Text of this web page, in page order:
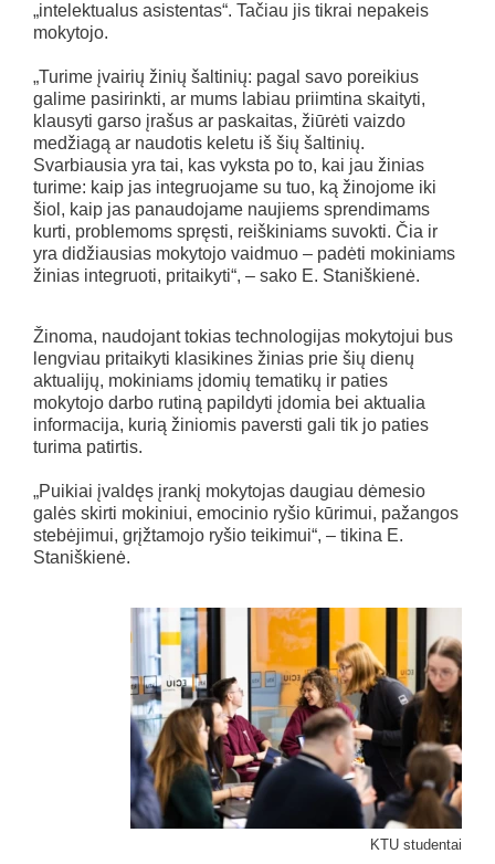
„intelektualus asistentas“. Tačiau jis tikrai nepakeis
mokytojo.
„Turime įvairių žinių šaltinių: pagal savo poreikius
galime pasirinkti, ar mums labiau priimtina skaityti,
klausyti garso įrašus ar paskaitas, žiūrėti vaizdo
medžiagą ar naudotis keletu iš šių šaltinių.
Svarbiausia yra tai, kas vyksta po to, kai jau žinias
turime: kaip jas integruojame su tuo, ką žinojome iki
šiol, kaip jas panaudojame naujiems sprendimams
kurti, problemoms spręsti, reiškiniams suvokti. Čia ir
yra didžiausias mokytojo vaidmuo – padėti mokiniams
žinias integruoti, pritaikyti“, – sako E. Staniškienė.
Žinoma, naudojant tokias technologijas mokytojui bus
lengviau pritaikyti klasikines žinias prie šių dienų
aktualijų, mokiniams įdomių tematikų ir paties
mokytojo darbo rutiną papildyti įdomia bei aktualia
informacija, kurią žiniomis paversti gali tik jo paties
turima patirtis.
„Puikiai įvaldęs įrankį mokytojas daugiau dėmesio
galės skirti mokiniui, emocinio ryšio kūrimui, pažangos
stebėjimui, grįžtamojo ryšio teikimui“, – tikina E.
Staniškienė.
KTU studentai